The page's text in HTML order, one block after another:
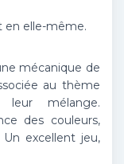
en elle-même.
mécanique de
au thème
mélange.
des couleurs,
excellent jeu,